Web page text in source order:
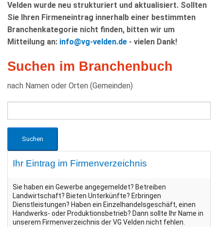
Velden wurde neu strukturiert und aktualisiert. Sollten
Sie Ihren Firmeneintrag innerhalb einer bestimmten
Branchenkategorie nicht finden, bitten wir um
Mitteilung an: info@vg-velden.de - vielen Dank!
Suchen im Branchenbuch
nach Namen oder Orten (Gemeinden)
Ihr Eintrag im Firmenverzeichnis
Sie haben ein Gewerbe angegemeldet? Betreiben
Landwirtschaft? Bieten Unterkünfte? Erbringen
Dienstleistungen? Haben ein Einzelhandelsgeschäft, einen
Handwerks- oder Produktionsbetrieb? Dann sollte Ihr Name in
unserem Firmenverzeichnis der VG Velden nicht fehlen.